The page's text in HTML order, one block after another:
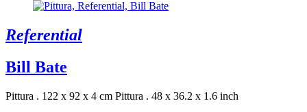
Referential
Bill Bate
Pittura . 122 x 92 x 4 cm Pittura . 48 x 36.2 x 1.6 inch